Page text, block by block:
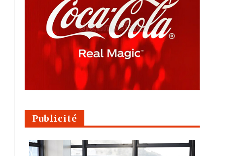
Publicité